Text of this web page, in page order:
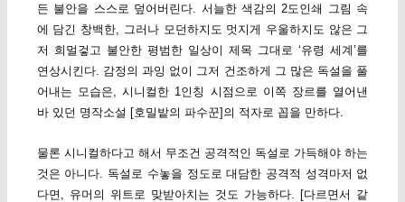
든 불안을 스스로 덮어버린다. 서늘한 색감의 2도인쇄 그림 속
에 담긴 창백한, 그러나 모던하지도 멋지게 우울하지도 않은 그
저 희멀겋고 불안한 평범한 일상이 제목 그대로 ‘유령 세계’를
연상시킨다. 감정의 과잉 없이 그저 건조하게 그 많은 독설을 풀
어내는 모습은, 시니컬한 1인칭 시점으로 이쪽 장르를 열어낸
바 있던 명작소설 [호밀밭의 파수꾼]의 적자로 꼽을 만하다.
물론 시니컬하다고 해서 무조건 공격적인 독설로 가득해야 하는
것은 아니다. 독설로 수놓을 정도로 대담한 공격적 성격마저 없
다면, 유머의 위트로 맞받아치는 것도 가능하다. [다르면서 같